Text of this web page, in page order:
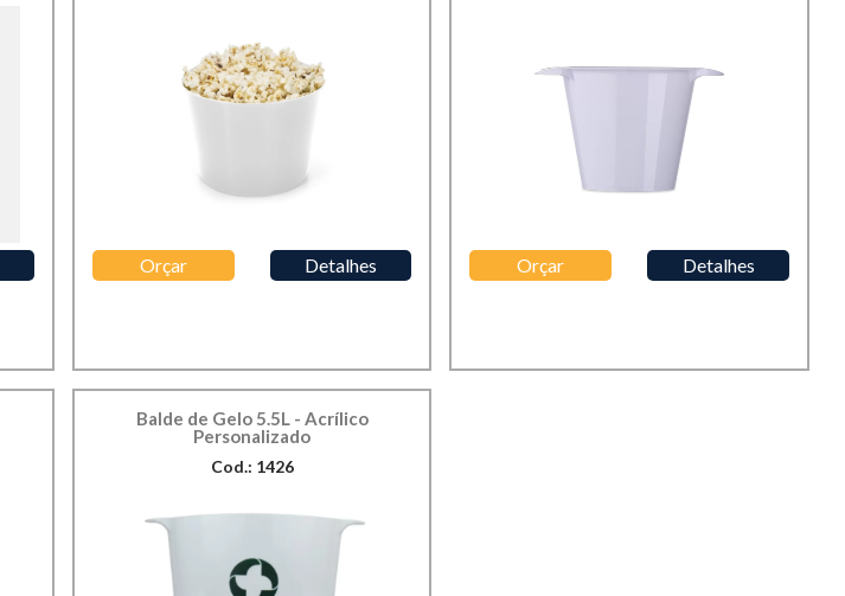
Orçar Detalhes Orçar Detalhes
Balde de Gelo 5.5L - Acrílico
Personalizado
Cod.: 1426